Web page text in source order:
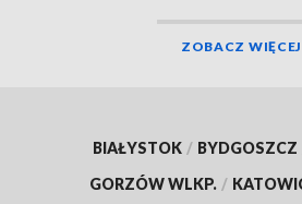
ZOBACZ WIĘCEJ
BIAŁYSTOK / BYDGOSZCZ
GORZÓW WLKP. /